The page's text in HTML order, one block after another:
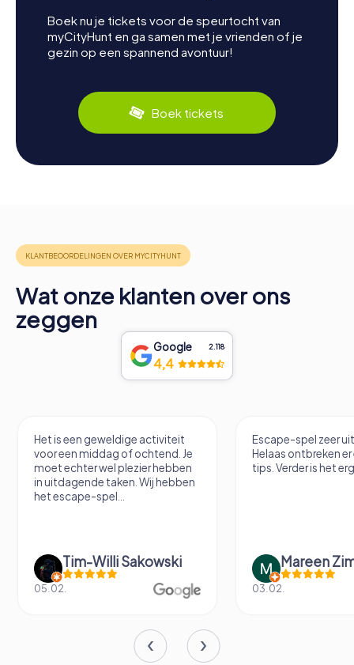
Boek nu je tickets voor de speurtocht van
myCityHunt en ga samen met je vrienden of je
gezin op een spannend avontuur!
Boek tickets
Wat onze klanten over ons
zeggen
Google 2.118
4,4
Het is een geweldige activiteit
voor een middag of ochtend. Je
moet echter wel plezier hebben
in uitdagende taken. Wij hebben
het escape-spel...
Tim-Willi Sakowski
05.02.
Escape-spel zeer
Helaas ontbreken er
tips. Verder is het
Mareen
03.02.